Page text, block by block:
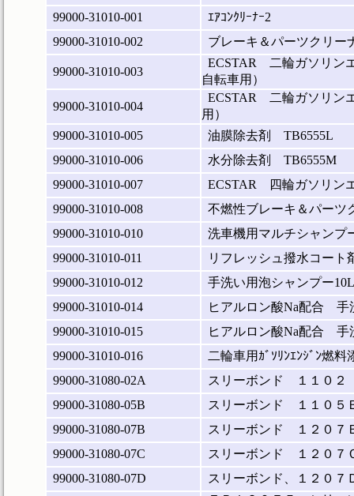
99000-31010-001
ｴｱｺﾝｸﾘｰﾅｰ2
99000-31010-002
ブレーキ＆パーツクリ
99000-31010-003
ECSTAR 二輪ガソリン
自転車用）
99000-31010-004
ECSTAR 二輪ガソリン
用）
99000-31010-005
油膜除去剤 TB6555L
99000-31010-006
水分除去剤 TB6555M
99000-31010-007
ECSTAR 四輪ガソリ
99000-31010-008
不燃性ブレーキ＆パーツ
99000-31010-010
洗車機用マルチシャンプ
99000-31010-011
リフレッシュ撥水コート
99000-31010-012
手洗い用泡シャンプー10L
99000-31010-014
ヒアルロン酸Na配合 手
99000-31010-015
ヒアルロン酸Na配合 手
99000-31010-016
二輪車用ｶﾞｿﾘﾝｴﾝｼﾞﾝ燃料
99000-31080-02A
スリーボンド １１０２
99000-31080-05B
スリーボンド １１０５
99000-31080-07B
スリーボンド １２０７
99000-31080-07C
スリーボンド １２０７
99000-31080-07D
スリーボンド、１２０７